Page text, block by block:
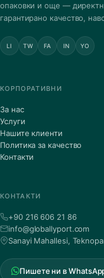
опаковки и още —
гарантирано качество,
LI TW FA IN YO
КОРПОРАТИВНИ
За нас
Услуги
Нашите клиенти
Политика за качество
Контакти
КОНТАКТИ
+90 216 606 21 86
info@globallyport.com
Sanayi Mahallesi,
Пишете ни в